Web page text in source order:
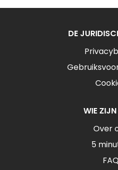
DE
WIE
Over
5
FAQ